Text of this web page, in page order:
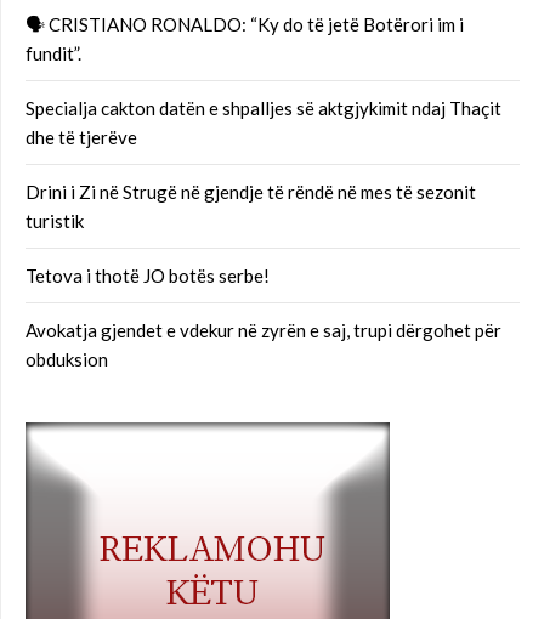
🗣 CRISTIANO RONALDO: “Ky do të jetë Botërori im i
fundit”.
Specialja cakton datën e shpalljes së aktgjykimit ndaj Thaçit
dhe të tjerëve
Drini i Zi në Strugë në gjendje të rëndë në mes të sezonit
turistik
Tetova i thotë JO botës serbe!
Avokatja gjendet e vdekur në zyrën e saj, trupi dërgohet për
obduksion